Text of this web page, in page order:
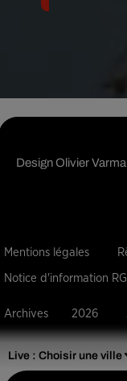
Live : Choisir une ville
DesignOlivier Varma
Mentions légales
Notice d'information
Archives 2026